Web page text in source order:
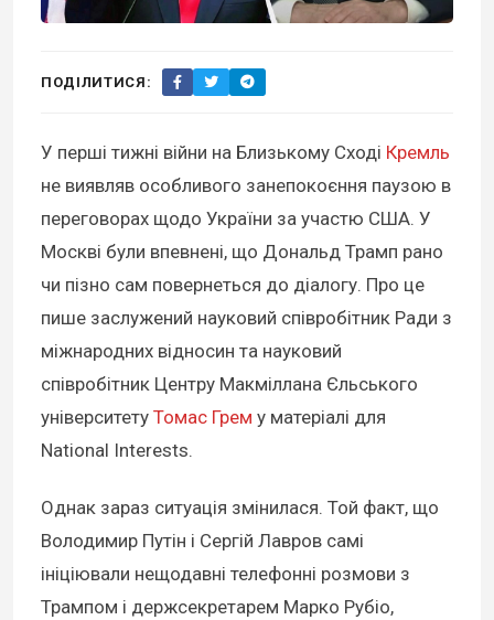
ПОДІЛИТИСЯ:
У перші тижні війни на Близькому Сході Кремль
не виявляв особливого занепокоєння паузою в
переговорах щодо України за участю США. У
Москві були впевнені, що Дональд Трамп рано
чи пізно сам повернеться до діалогу. Про це
пише заслужений науковий співробітник Ради з
міжнародних відносин та науковий
співробітник Центру Макміллана Єльського
університету Томас Грем у матеріалі для
National Interests.
Однак зараз ситуація змінилася. Той факт, що
Володимир Путін і Сергій Лавров самі
ініціювали нещодавні телефонні розмови з
Трампом і держсекретарем Марко Рубіо,